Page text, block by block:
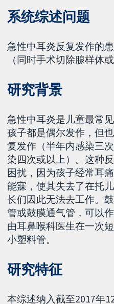
系统综述问题
急性中耳炎反复发作的
（同时手术切除腺样体
研究背景
急性中耳炎是儿童最常
孩子都是偶尔发作，但
复发作（半年内感染三
染四次或以上）。这种
困扰，因为孩子经常耳
能寐，使其失去了在托
长们因此无法去工作。
管或鼓膜通气管，可以
由耳鼻喉科医生在一次
小塑料管。
研究特征
本综述纳入截至2017年